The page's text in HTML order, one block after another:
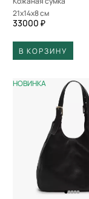
21x14x8 см
33000 ₽
В КОРЗИНУ
НОВИНКА